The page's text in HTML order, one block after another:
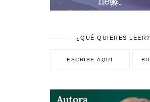
¿QUÉ QUIERES LEER?